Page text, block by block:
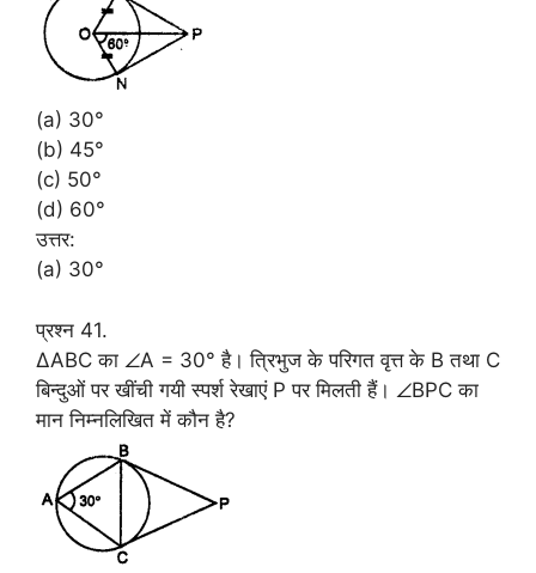
(a) 30°
(b) 45°
(c) 50°
(d) 60°
उत्तर:
(a) 30°
प्रश्न 41.
∆ABC का ∠A = 30° है। त्रिभुज के परिगत वृत्त के B तथा C
बिन्दुओं पर खींची गयी स्पर्श रेखाएं P पर मिलती हैं। ∠BPC का
मान निम्नलिखित में कौन है?